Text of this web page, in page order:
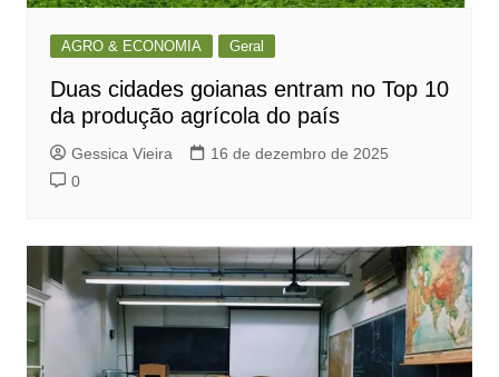
AGRO & ECONOMIA Geral
Duas cidades goianas entram no Top 10
da produção agrícola do país
Gessica Vieira
16 de dezembro de 2025
0